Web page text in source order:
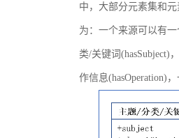
中，大部分元素集和
为：一个来源可以有
类/关键词(hasSubject)
作信息(hasOperation)